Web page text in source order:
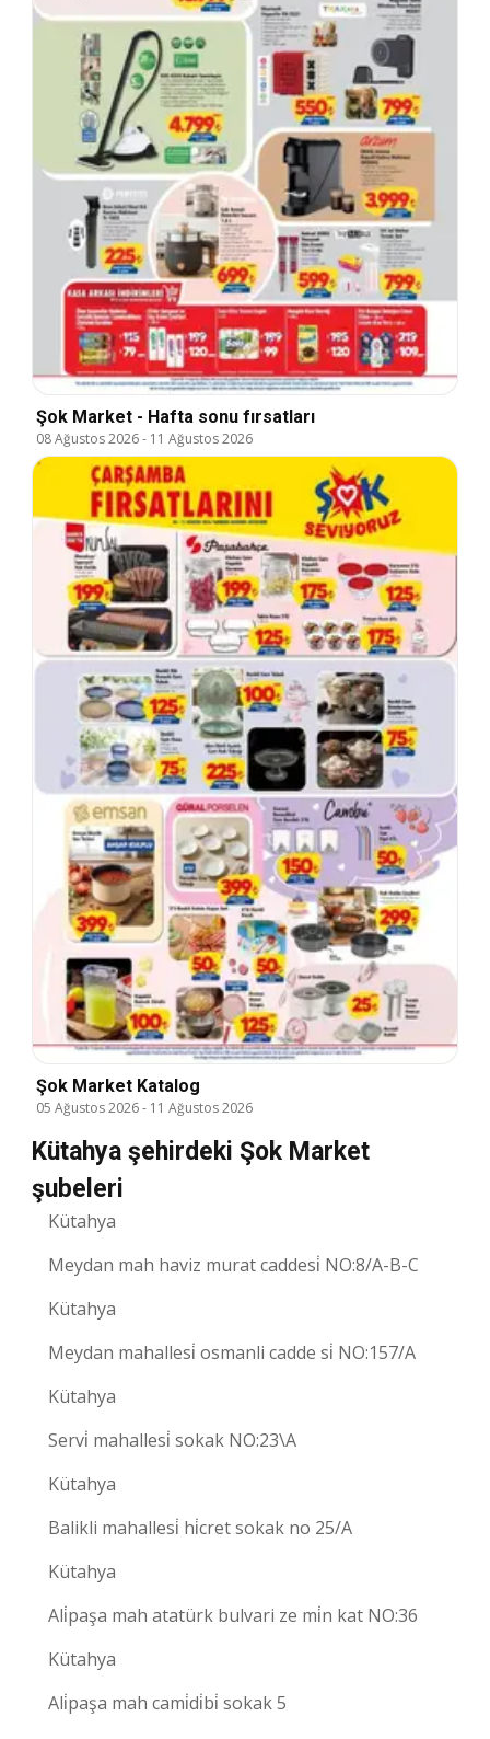
Şok Market - Hafta sonu fırsatları
08 Ağustos 2026- 11 Ağustos 2026
Şok Market Katalog
05 Ağustos 2026- 11 Ağustos 2026
Kütahya şehirdeki Şok Market
şubeleri
Kütahya
Meydan mah haviz murat caddesi̇ NO:8/A-B-C
Kütahya
Meydan mahallesi̇ osmanli cadde si̇ NO:157/A
Kütahya
Servi̇ mahallesi̇ sokak NO:23\A
Kütahya
Balikli mahallesi̇ hi̇cret sokak no 25/A
Kütahya
Ali̇paşa mah atatürk bulvari ze mi̇n kat NO:36
Kütahya
Ali̇paşa mah cami̇di̇bi̇ sokak 5